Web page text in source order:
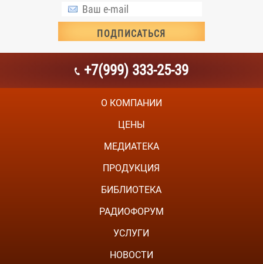
+7(999) 333-25-39
О КОМПАНИИ
ЦЕНЫ
МЕДИАТЕКА
ПРОДУКЦИЯ
БИБЛИОТЕКА
РАДИОФОРУМ
УСЛУГИ
НОВОСТИ